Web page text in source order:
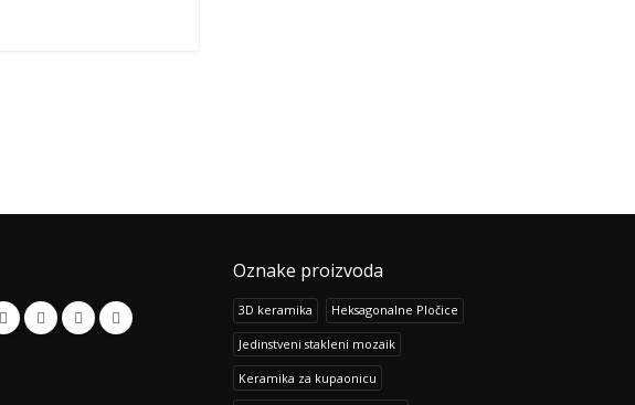
Oznake proizvoda
3D keramika Heksagonalne Pločice
Jedinstveni stakleni mozaik
Keramika za kupaonicu